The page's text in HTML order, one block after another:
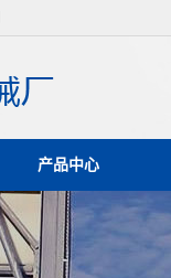
产品中心